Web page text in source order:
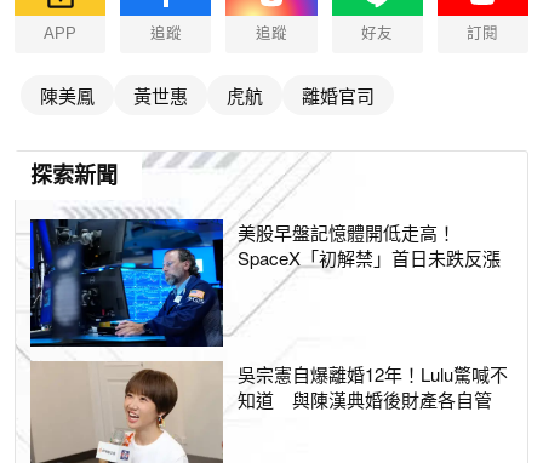
APP 追蹤 追蹤 好友 訂閱
陳美鳳 黃世惠 虎航 離婚官司
探索新聞
美股早盤記憶體開低走高！
SpaceX「初解禁」首日未跌反漲
吳宗憲自爆離婚12年！Lulu驚喊不
知道 與陳漢典婚後財產各自管